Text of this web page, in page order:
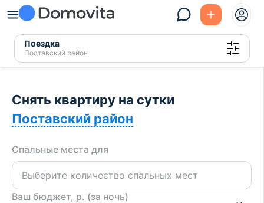
Поездка
Поставский район
Снять квартиру на сутки
Поставский район
Спальные места для
Ваш бюджет, р. (за ночь)